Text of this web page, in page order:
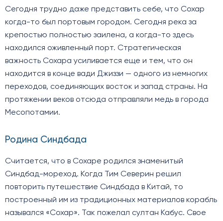
Сегодня трудно даже представить себе, что Сохар
когда-то был портовым городом. Сегодня река за
крепостью полностью заилена, а когда-то здесь
находился оживленный порт. Стратегическая
важность Сохара усиливается еще и тем, что он
находится в конце вади Джиззи — одного из немногих
переходов, соединяющих восток и запад страны. На
протяжении веков отсюда отправляли медь в города
Месопотамии.
Родина Синдбада
Считается, что в Сохаре родился знаменитый
Синдбад-мореход. Когда Тим Северин решил
повторить путешествие Синдбада в Китай, то
построенный им из традиционных материалов корабль
назывался «Сохар». Так пожелал султан Кабус. Свое